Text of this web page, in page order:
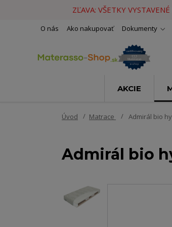
ZĽAVA: VŠETKY
O nás Ako nakupovať Dokumenty
AKCIE
Úvod Matrace Admirál bio
Admirál bio